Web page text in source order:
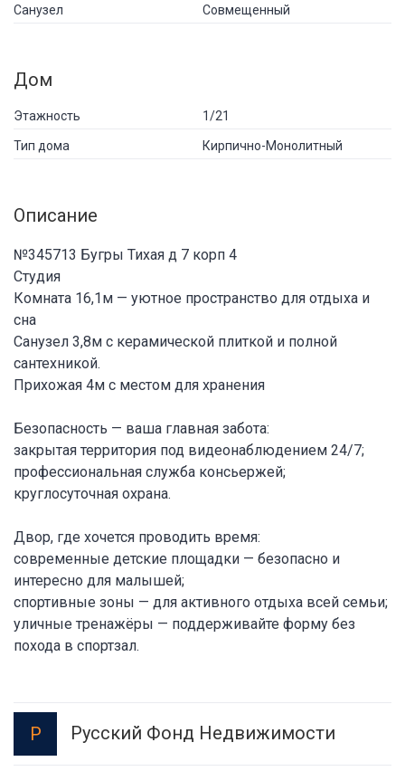
Санузел Совмещенный
Дом
Этажность 1/21
Тип дома Кирпично-Монолитный
Описание
№345713 Бугры Тихая д 7 корп 4
Студия
Комната 16,1м — уютное пространство для отдыха и
сна
Санузел 3,8м с керамической плиткой и полной
сантехникой.
Прихожая 4м с местом для хранения
Безопасность — ваша главная забота:
закрытая территория под видеонаблюдением 24/7;
профессиональная служба консьержей;
круглосуточная охрана.
Двор, где хочется проводить время:
современные детские площадки — безопасно и
интересно для малышей;
спортивные зоны — для активного отдыха всей семьи;
уличные тренажёры — поддерживайте форму без
похода в спортзал.
Р Русский Фонд Недвижимости